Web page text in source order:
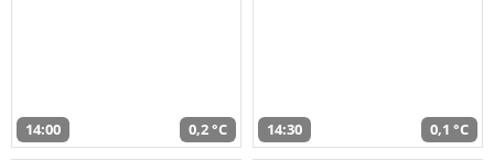
14:00 0,2 °C 14:30 0,1 °C